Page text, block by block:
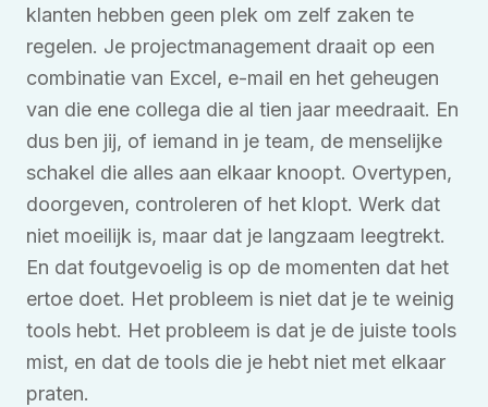
klanten hebben geen plek om zelf zaken te
regelen. Je projectmanagement draait op een
combinatie van Excel, e-mail en het geheugen
van die ene collega die al tien jaar meedraait. En
dus ben jij, of iemand in je team, de menselijke
schakel die alles aan elkaar knoopt. Overtypen,
doorgeven, controleren of het klopt. Werk dat
niet moeilijk is, maar dat je langzaam leegtrekt.
En dat foutgevoelig is op de momenten dat het
ertoe doet. Het probleem is niet dat je te weinig
tools hebt. Het probleem is dat je de juiste tools
mist, en dat de tools die je hebt niet met elkaar
praten.